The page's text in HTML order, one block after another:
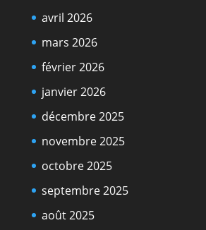
avril 2026
mars 2026
février 2026
janvier 2026
décembre 2025
novembre 2025
octobre 2025
septembre 2025
août 2025